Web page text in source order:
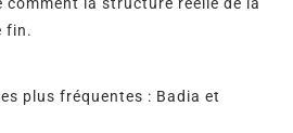
fin.
plus fréquentes : Badia et